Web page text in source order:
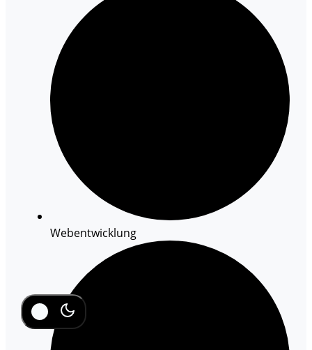
Webentwicklung